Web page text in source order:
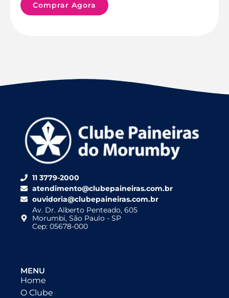
Comprar Agora
11 3779-2000
atendimento@clubepaineiras.com.br
ouvidoria@clubepaineiras.com.br
Av. Dr. Alberto Penteado, 605
Morumbi, São Paulo - SP
Cep: 05678-000
MENU
Home
O Clube